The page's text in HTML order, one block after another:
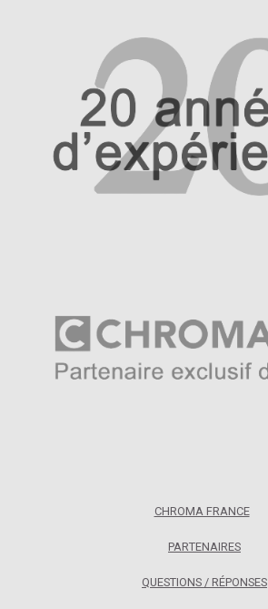
CHROMA FRANCE
PARTENAIRES
QUESTIONS / RÉPONSES